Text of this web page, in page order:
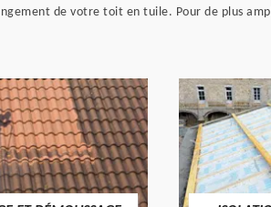
de votre toit en tuile. Pour de plus